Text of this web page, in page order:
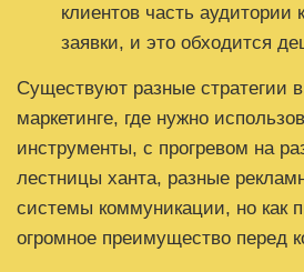
клиентов часть аудитории
заявки, и это обходится
Существуют разные стратегии
маркетинге, где нужно
инструменты, с прогревом на
лестницы ханта, разные
системы коммуникации, но как
огромное преимущество перед